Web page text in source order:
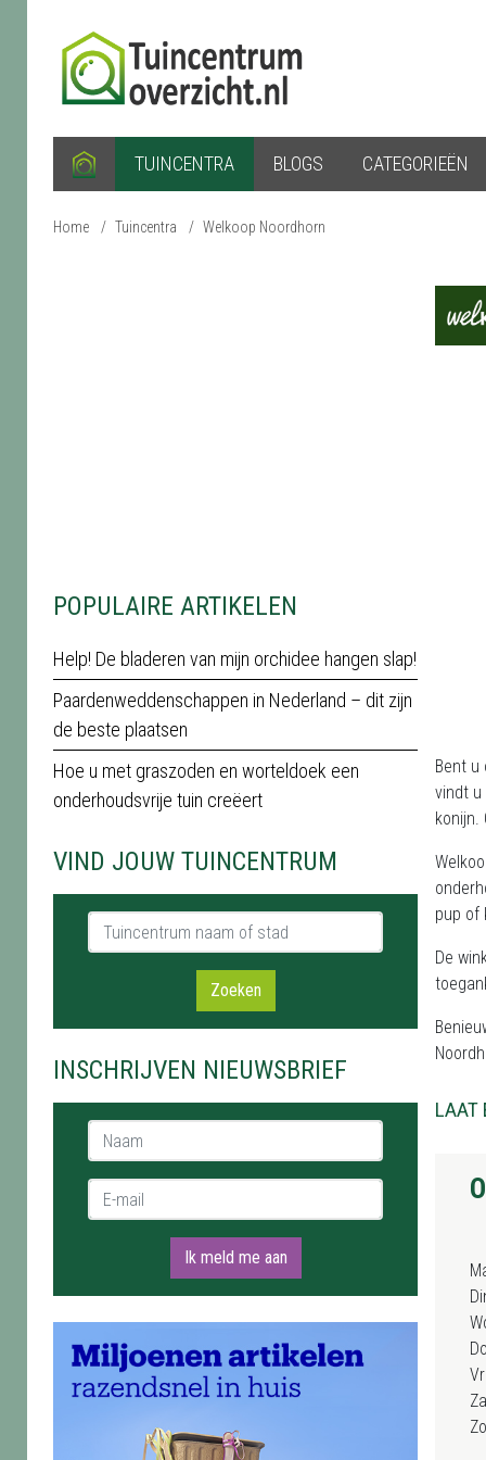
TUINCENTRA BLOGS CATEGORIEËN
Home / Tuincentra / Welkoop Noordhorn
POPULAIRE ARTIKELEN
Help! De bladeren van mijn orchidee hangen slap!
Paardenweddenschappen in Nederland – dit zijn
de beste plaatsen
Hoe u met graszoden en worteldoek een
onderhoudsvrije tuin creëert
VIND JOUW TUINCENTRUM
Tuincentrum naam of stad
Zoeken
INSCHRIJVEN NIEUWSBRIEF
Naam *
E-mail *
Ik meld me aan
Bent u
vindt u
konijn.
pup of
De
LAAT